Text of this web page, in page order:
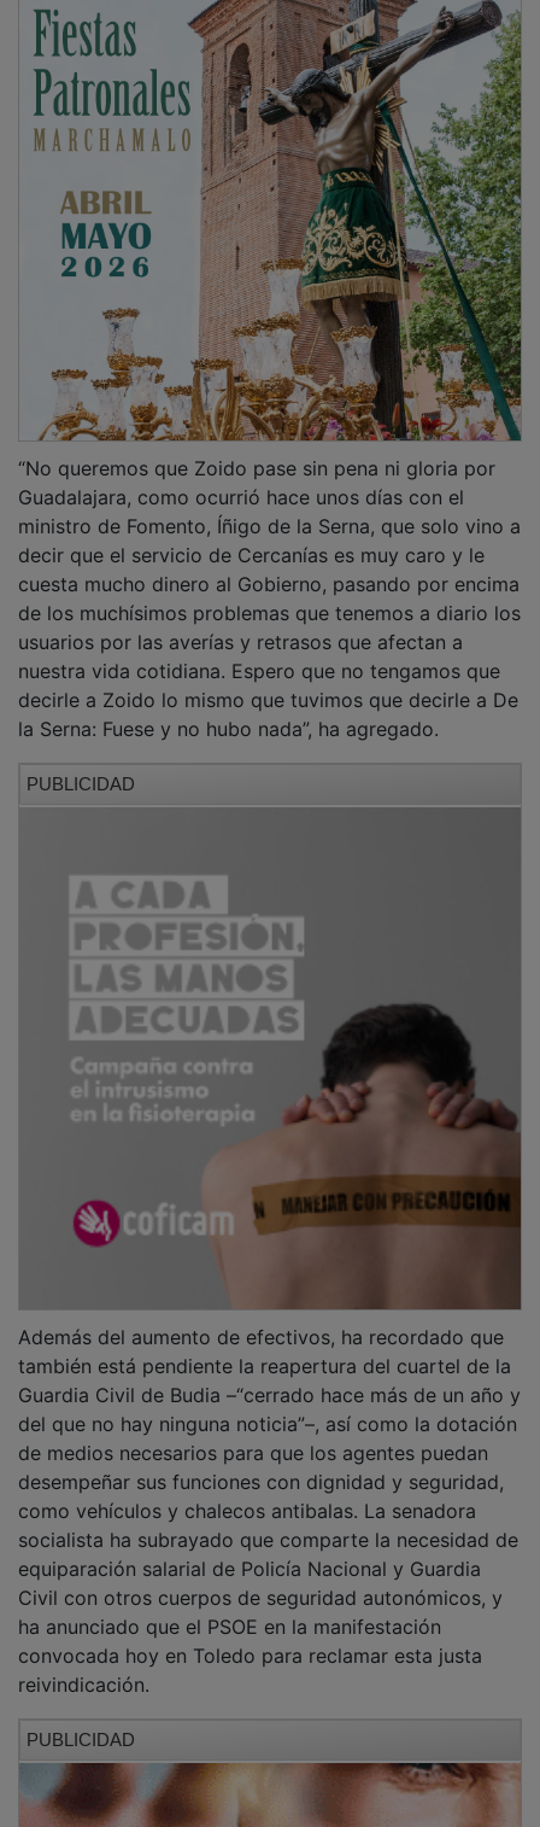
Guadalajara, como ocurrió hace unos días con el
ministro de Fomento, Íñigo de la Serna, que solo vino a
decir que el servicio de Cercanías es muy caro y le
cuesta mucho dinero al Gobierno, pasando por encima
de los muchísimos problemas que tenemos a diario los
usuarios por las averías y retrasos que afectan a
nuestra vida cotidiana. Espero que no tengamos que
decirle a Zoido lo mismo que tuvimos que decirle a De
la Serna: Fuese y no hubo nada”, ha agregado.
también está pendiente la reapertura del cuartel de la
Guardia Civil de Budia –“cerrado hace más de un año y
del que no hay ninguna noticia”–, así como la dotación
de medios necesarios para que los agentes puedan
desempeñar sus funciones con dignidad y seguridad,
como vehículos y chalecos antibalas. La senadora
socialista ha subrayado que comparte la necesidad de
equiparación salarial de Policía Nacional y Guardia
Civil con otros cuerpos de seguridad autonómicos, y
ha anunciado que el PSOE en la manifestación
convocada hoy en Toledo para reclamar esta justa
reivindicación.